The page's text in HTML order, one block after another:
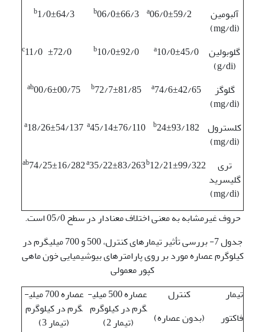
آلبومین
(mg/di)
a06/0±59/2
b06/0±66/3
b1/0±64/3
گلوبولین
(g/di)
a10/0±45/0
b10/0±92/0
c11/0 ±72/0
گلوگز
(mg/di)
a74/6±42/65
b72/7±81/85
ab00/6±00/75
کلسترول
(mg/di)
b24±93/182
a45/14±76/110
a18/26±54/137
تری
گلیسرید
(mg/di)
b12/21±99/322
a35/22±83/263
ab74/25±16/282
حروف غیرمشابه به معنی اختلاف معنا­دار در سطح 05/0 است.
جدول 7- بررسی تأثیر تیمارهای کنترل، 500 و 700 میلی­گرم در
کیلوگرم عصاره مورد بر روی پارامترهای بیوشیمیایی خون ماهی
کپور معمولی
تیمار
فاکتور
کنترل
(بدون عصاره)
عصاره 500 میلی­
گرم در کیلوگرم
(تیمار 2)
عصاره 700 میلی­
گرم در کیلوگرم
(تیمار 3)